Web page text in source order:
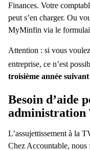
Finances. Votre
peut s’en charger. Ou
MyMinfin via le
Attention : si vous
entreprise, ce n’est
troisième année suivant
Besoin d’aide
administration
L’assujettissement à la
Chez Accountable, nous